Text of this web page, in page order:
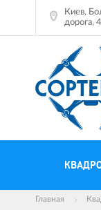
Киев,
дорога,
Главная